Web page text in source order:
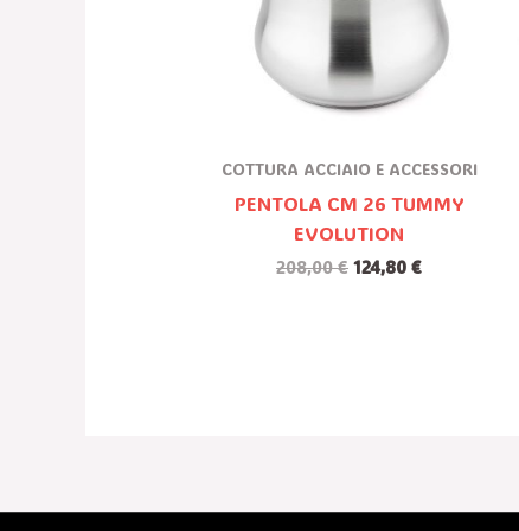
COTTURA ACCIAIO E ACCESSORI
PENTOLA CM 26 TUMMY
EVOLUTION
208,00€ 124,80€